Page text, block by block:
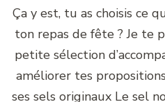
Ça y est, tu as choisis ce
ton repas de fête ? Je te
petite sélection
améliorer tes
ses sels originaux Le sel